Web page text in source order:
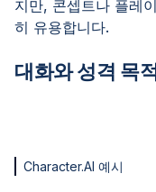
지만, 콘셉트나 플레
히 유용합니다.
대화와 성격 목
Character.AI 예시